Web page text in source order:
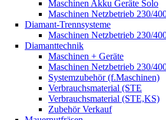
Maschinen Akku Geräte Solo
Maschinen Netzbetrieb 230/
Diamant-Trennsysteme
Maschinen Netzbetrieb 230/
Diamanttechnik
Maschinen + Geräte
Maschinen Netzbetrieb 230/
Systemzubehör (f.Maschinen)
Verbrauchsmaterial (STE
Verbrauchsmaterial (STE,KS)
Zubehör Verkauf